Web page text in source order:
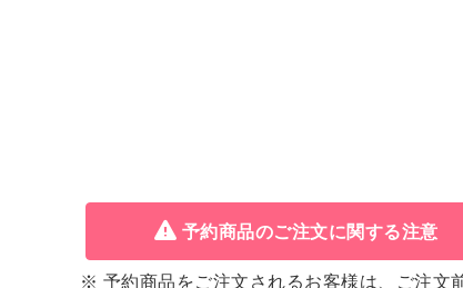
予約商品のご注文に関する注意
※ 予約商品をご注文されるお客様は、ご注文